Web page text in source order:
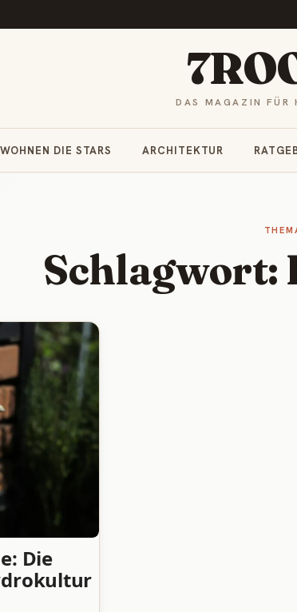
DAS MAGAZIN FÜR
DIE STARS ARCHITEKTUR
Schlagwort:
Die